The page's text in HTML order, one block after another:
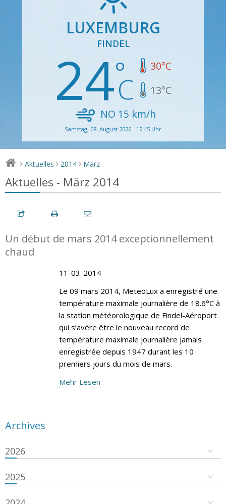
LUXEMBURG
FINDEL
24 30°C
13°C
NO 15 km/h
Samstag, 08. August 2026 - 12:45 Uhr
> Aktuelles > 2014 > März
Aktuelles - März 2014
Un début de mars 2014 exceptionnellement
chaud
11-03-2014
Le 09 mars 2014, MeteoLux a enregistré une
température maximale journalière de 18.6°C à
la station météorologique de Findel-Aéroport
qui s’avère être le nouveau record de
température maximale journalière jamais
enregistrée depuis 1947 durant les 10
premiers jours du mois de mars.
Mehr Lesen
Archives
2026
2025